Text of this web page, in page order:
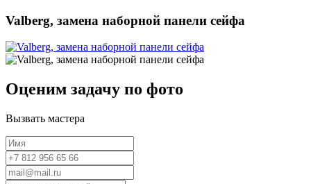
Valberg, замена наборной панели сейфа
Оценим задачу по фото
Вызвать мастера